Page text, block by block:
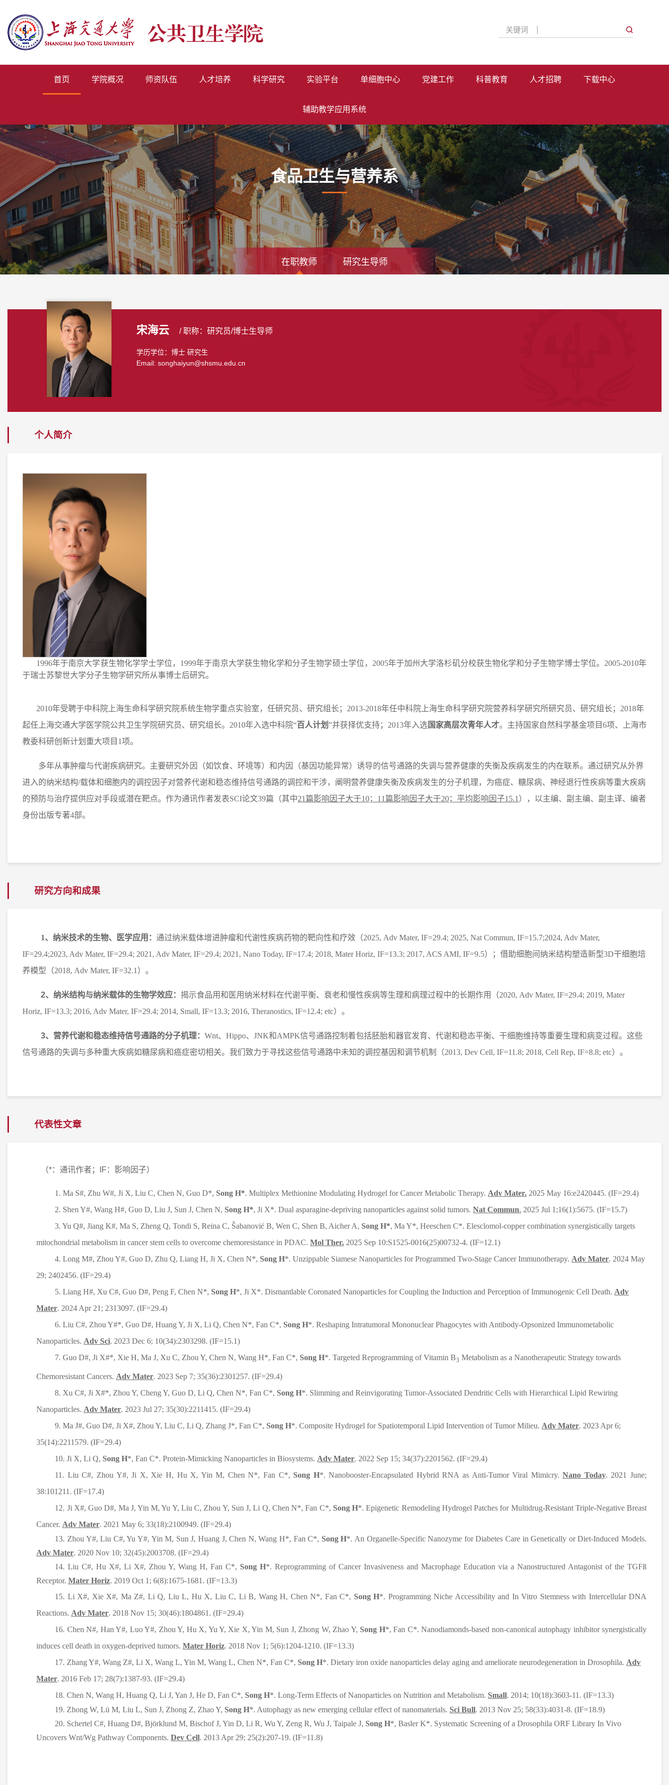
首页 学院概况 师资队伍 人才培养 科学研究 实验平台 单细胞中心 党建工作 科普教育 人才招聘 下载中心
辅助教学应用系统
关键词
食品卫生与营养系
在职教师 研究生导师
宋海云 / 职称：研究员/博士生导师
学历学位：博士 研究生
Email: songhaiyun@shsmu.edu.cn
个人简介
1996年于南京大学获生物化学学士学位，1999年于南京大学获生物化学和分子生物学硕士学位，2005年于加州大学洛杉矶分校获生物化学和分子生物学博士学位。2005-2010年
于瑞士苏黎世大学分子生物学研究所从事博士后研究。
2010年受聘于中科院上海生命科学研究院系统生物学重点实验室，任研究员、研究组长； 2013-2018年任中科院上海生命科学研究院营养科学研究所研究员、研究组长； 2018年
起任上海交通大学医学院公共卫生学院研究员、研究组长。 2010年入选中科院“百人计划”并获择优支持； 2013年入选国家高层次青年人才。主持国家自然科学基金项目 6项、上海市
教委科研创新计划重大项目 1项。
多年从事肿瘤与代谢疾病研究。主要研究外因（如饮食、环境等）和内因（基因功能异常）诱导的信号通路的失调与营养健康的失衡及疾病发生的内在联系。通过研究从外界
进入的纳米结构/载体和细胞内的调控因子对营养代谢和稳态维持信号通路的调控和干涉，阐明营养健康失衡及疾病发生的分子机理，为癌症、糖尿病、神经退行性疾病等重大疾病
的预防与治疗提供应对手段或潜在靶点。作为通讯作者发表SCI论文39篇（其中21篇影响因子大于10；11篇影响因子大于20；平均影响因子15.1 ），以主编、副主编、副主译、编者
身份出版专著4部。
研究方向和成果
1、纳米技术的生物、医学应用：通过纳米载体增进肿瘤和代谢性疾病药物的靶向性和疗效（2025, Adv Mater, IF=29.4; 2025, Nat Commun, IF=15.7;2024, Adv Mater,
IF=29.4;2023, Adv Mater, IF=29.4; 2021, Adv Mater, IF=29.4; 2021, Nano Today, IF=17.4; 2018, Mater Horiz, IF=13.3; 2017, ACS AMI, IF=9.5）；借助细胞间纳米结构塑造新型3D干细胞培
养模型（2018, Adv Mater, IF=32.1）。
2、纳米结构与纳米载体的生物学效应：揭示食品用和医用纳米材料在代谢平衡、衰老和慢性疾病等生理和病理过程中的长期作用（2020, Adv Mater, IF=29.4; 2019, Mater
Horiz, IF=13.3; 2016, Adv Mater, IF=29.4; 2014, Small, IF=13.3; 2016, Theranostics, IF=12.4; etc）。
3、营养代谢和稳态维持信号通路的分子机理：Wnt、Hippo、JNK和AMPK信号通路控制着包括胚胎和器官发育、代谢和稳态平衡、干细胞维持等重要生理和病变过程。这些
信号通路的失调与多种重大疾病如糖尿病和癌症密切相关。我们致力于寻找这些信号通路中未知的调控基因和调节机制（2013, Dev Cell, IF=11.8; 2018, Cell Rep, IF=8.8; etc）。
代表性文章
（*：通讯作者； IF ：影响因子）
1. Ma S#, Zhu W#, Ji X, Liu C, Chen N, Guo D*, Song H*. Multiplex Methionine Modulating Hydrogel for Cancer Metabolic Therapy. Adv Mater. 2025 May 16:e2420445. (IF=29.4)
2. Shen Y#, Wang H#, Guo D, Liu J, Sun J, Chen N, Song H*, Ji X*. Dual asparagine-depriving nanoparticles against solid tumors.Nat Commun. 2025 Jul 1;16(1):5675. (IF=15.7)
3. Yu Q#, Jiang K#, Ma S, Zheng Q, Tondi S, Reina C, Šabanović B, Wen C, Shen B, Aicher A, Song H*, Ma Y*, Heeschen C*. Elesclomol-copper combination synergistically targets
mitochondrial metabolism in cancer stem cells to overcome chemoresistance in PDAC. Mol Ther. 2025 Sep 10:S1525-0016(25)00732-4. (IF=12.1)
4. Long M#, Zhou Y#, Guo D, Zhu Q, Liang H, Ji X, Chen N*, Song H*. Unzippable Siamese Nanoparticles for Programmed Two-Stage Cancer Immunotherapy. Adv Mater. 2024 May
29; 2402456. (IF=29.4)
5. Liang H#, Xu C#, Guo D#, Peng F, Chen N*, Song H*, Ji X*. Dismantlable Coronated Nanoparticles for Coupling the Induction and Perception of Immunogenic Cell Death. Adv
Mater. 2024 Apr 21; 2313097. (IF=29.4)
6. Liu C#, Zhou Y#*, Guo D#, Huang Y, Ji X, Li Q, Chen N*, Fan C*, Song H*. Reshaping Intratumoral Mononuclear Phagocytes with Antibody-Opsonized Immunometabolic
Nanoparticles. Adv Sci. 2023 Dec 6; 10(34):2303298. (IF=15.1)
7. Guo D#, Ji X#*, Xie H, Ma J, Xu C, Zhou Y, Chen N, Wang H*, Fan C*, Song H*. Targeted Reprogramming of Vitamin B3 Metabolism as a Nanotherapeutic Strategy towards
Chemoresistant Cancers. Adv Mater. 2023 Sep 7; 35(36):2301257. (IF=29.4)
8. Xu C#, Ji X#*, Zhou Y, Cheng Y, Guo D, Li Q, Chen N*, Fan C*, Song H*. Slimming and Reinvigorating Tumor-Associated Dendritic Cells with Hierarchical Lipid Rewiring
Nanoparticles. Adv Mater. 2023 Jul 27; 35(30):2211415. (IF=29.4)
9. Ma J#, Guo D#, Ji X#, Zhou Y, Liu C, Li Q, Zhang J*, Fan C*, Song H*.Composite Hydrogel for Spatiotemporal Lipid Intervention of Tumor Milieu. Adv Mater. 2023 Apr 6;
35(14):2211579. (IF=29.4)
10. Ji X, Li Q, Song H*, Fan C*. Protein-Mimicking Nanoparticles in Biosystems. Adv Mater. 2022 Sep 15; 34(37):2201562. (IF=29.4)
11. Liu C#, Zhou Y#, Ji X, Xie H, Hu X, Yin M, Chen N*, Fan C*, Song H*. Nanobooster-Encapsulated Hybrid RNA as Anti-Tumor Viral Mimicry.Nano Today. 2021 June;
38:101211. (IF=17.4)
12. Ji X#, Guo D#, Ma J, Yin M, Yu Y, Liu C, Zhou Y, Sun J, Li Q, Chen N*, Fan C*, Song H*. Epigenetic Remodeling Hydrogel Patches for Multidrug-Resistant Triple-Negative Breast
Cancer. Adv Mater. 2021 May 6; 33(18):2100949. (IF=29.4)
13. Zhou Y#, Liu C#, Yu Y#, Yin M, Sun J, Huang J, Chen N, Wang H*, Fan C*, Song H*. An Organelle-Specific Nanozyme for Diabetes Care in Genetically or Diet-Induced Models.
Adv Mater. 2020 Nov 10; 32(45):2003708. (IF=29.4)
14. Liu C#, Hu X#, Li X#, Zhou Y, Wang H, Fan C*, Song H*. Reprogramming of Cancer Invasiveness and Macrophage Education via a Nanostructured Antagonist of the TGFß
Receptor. Mater Horiz. 2019 Oct 1; 6(8):1675-1681. (IF=13.3)
15. Li X#, Xie X#, Ma Z#, Li Q, Liu L, Hu X, Liu C, Li B, Wang H, Chen N*, Fan C*, Song H*. Programming Niche Accessibility and In Vitro Stemness with Intercellular DNA
Reactions. Adv Mater. 2018 Nov 15; 30(46):1804861. (IF=29.4)
16. Chen N#, Han Y#, Luo Y#, Zhou Y, Hu X, Yu Y, Xie X, Yin M, Sun J, Zhong W, Zhao Y, Song H*, Fan C*. Nanodiamonds-based non-canonical autophagy inhibitor synergistically
induces cell death in oxygen-deprived tumors. Mater Horiz. 2018 Nov 1; 5(6):1204-1210. (IF=13.3)
17. Zhang Y#, Wang Z#, Li X, Wang L, Yin M, Wang L, Chen N*, Fan C*, Song H*. Dietary iron oxide nanoparticles delay aging and ameliorate neurodegeneration in Drosophila. Adv
Mater. 2016 Feb 17; 28(7):1387-93. (IF=29.4)
18. Chen N, Wang H, Huang Q, Li J, Yan J, He D, Fan C*, Song H*. Long-Term Effects of Nanoparticles on Nutrition and Metabolism. Small. 2014; 10(18):3603-11. (IF=13.3)
19. Zhong W, Lü M, Liu L, Sun J, Zhong Z, Zhao Y, Song H*. Autophagy as new emerging cellular effect of nanomaterials. Sci Bull. 2013 Nov 25; 58(33):4031-8. (IF=18.9)
20. Schertel C#, Huang D#, Björklund M, Bischof J, Yin D, Li R, Wu Y, Zeng R, Wu J, Taipale J, Song H*, Basler K*. Systematic Screening of a Drosophila ORF Library In Vivo
Uncovers Wnt/Wg Pathway Components. Dev Cell. 2013 Apr 29; 25(2):207-19. (IF=11.8)